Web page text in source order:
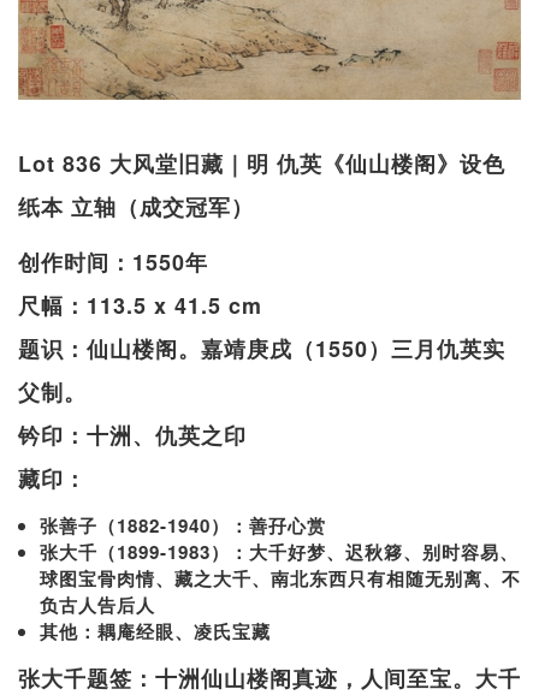
Lot 836 大风堂旧藏｜明 仇英《仙山楼阁》设色
纸本 立轴（成交冠军）
创作时间：1550年
尺幅：113.5 x 41.5 cm
题识：仙山楼阁。嘉靖庚戌（1550）三月仇英实
父制。
钤印：十洲、仇英之印
藏印：
张善子（1882-1940）：善孖心赏
张大千（1899-1983）：大千好梦、迟秋簃、别时容易、
球图宝骨肉情、藏之大千、南北东西只有相随无别离、不
负古人告后人
其他：耦庵经眼、凌氏宝藏
张大千题签：十洲仙山楼阁真迹，人间至宝。大千